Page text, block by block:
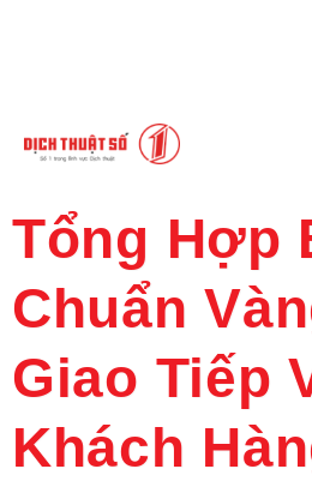
Tổng Hợp
Chuẩn
Giao Tiếp
Khách